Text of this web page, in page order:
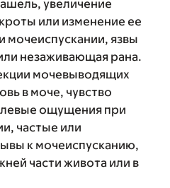
увеличение
или изменение ее
мочеиспускании, язвы
незаживающая рана.
мочевыводящих
в моче, чувство
ощущения при
частые или
к мочеиспусканию,
части живота или в